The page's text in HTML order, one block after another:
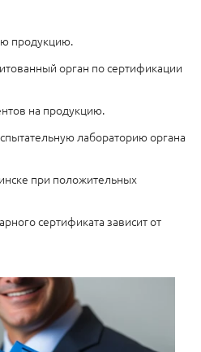
продукцию.
орган по сертификации
на продукцию.
лабораторию органа
при положительных
сертификата зависит от